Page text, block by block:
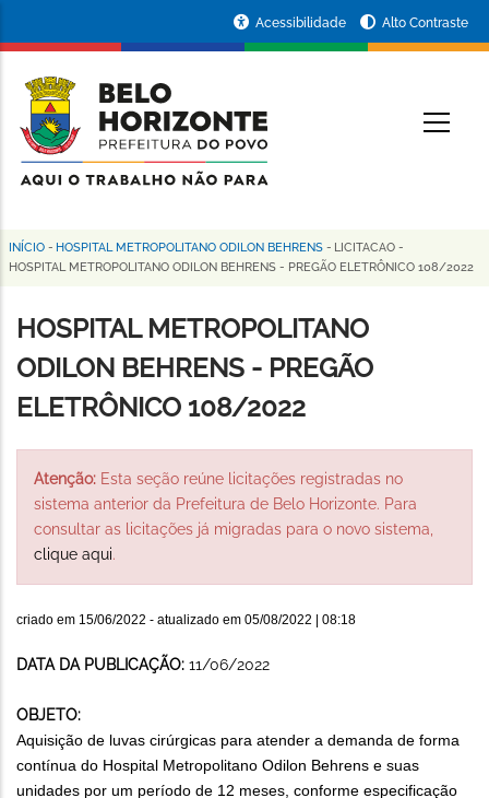
conteúdo
principal
da
Prefeitura
de
Horizonte
Acessibilidade Alto Contraste
Trilha
navegação
INÍCIO - HOSPITAL METROPOLITANO ODILON BEHRENS - LICITACAO -
HOSPITAL METROPOLITANO ODILON BEHRENS - PREGÃO ELETRÔNICO 108/2022
HOSPITAL METROPOLITANO
ODILON BEHRENS - PREGÃO
ELETRÔNICO 108/2022
Atenção: Esta seção reúne licitações registradas no
sistema anterior da Prefeitura de Belo Horizonte. Para
consultar as licitações já migradas para o novo sistema,
clique aqui.
criado em 15/06/2022 - atualizado em 05/08/2022 | 08:18
DATA DA PUBLICAÇÃO: 11/06/2022
OBJETO:
Aquisição de luvas cirúrgicas para atender a demanda de forma
contínua do Hospital Metropolitano Odilon Behrens e suas
unidades por um período de 12 meses, conforme especificação